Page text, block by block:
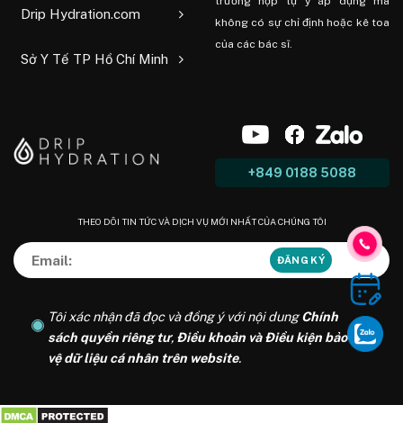
Drip Hydration.com
Sở Y Tế TP Hồ Chí Minh
không có sự chỉ định hoặc kê toa
của các bác sĩ.
+849 0188 5088
THEO DÕI TIN TỨC VÀ DỊCH VỤ MỚI NHẤT CỦA CHÚNG TÔI
Tôi xác nhận đã đọc và đồng ý với nội dungChính
sách quyền riêng tư, Điều khoản và Điều kiện bảo
vệ dữ liệu cá nhân trên website.